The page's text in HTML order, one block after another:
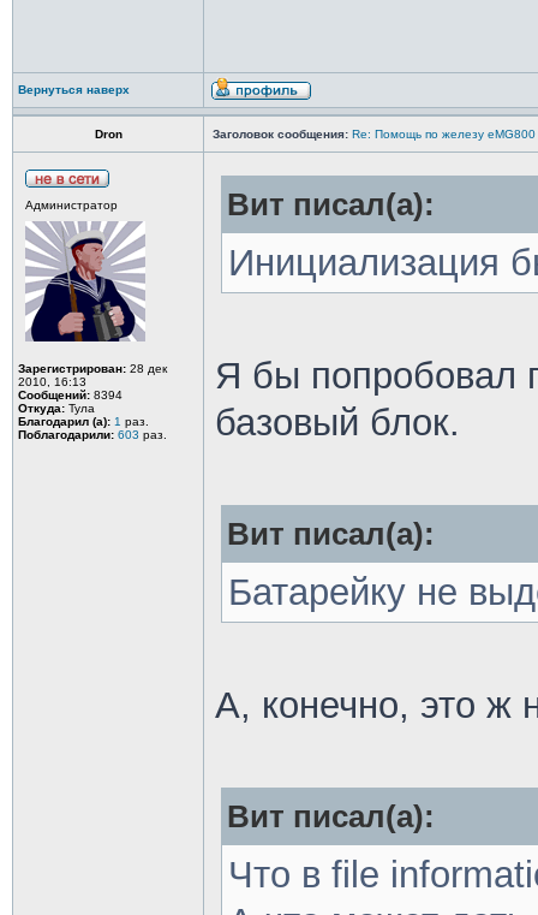
Вернуться наверх
Dron Заголовок сообщения: Re: Помощь по железу eMG800
Администратор
Зарегистрирован: 28 дек
2010, 16:13
Сообщений: 8394
Откуда: Тула
Благодарил (а): 1 раз.
Поблагодарили: 603 раз.
Вит писал(а):
Инициализация
Я бы попробовал
базовый блок.
Вит писал(а):
Батарейку не
А, конечно, это ж
Вит писал(а):
Что в file